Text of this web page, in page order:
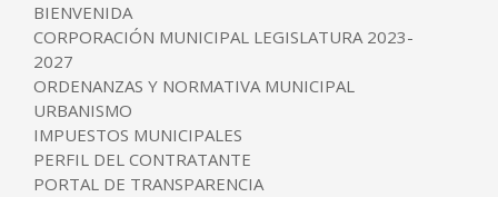
BIENVENIDA
CORPORACIÓN MUNICIPAL LEGISLATURA 2023-
2027
ORDENANZAS Y NORMATIVA MUNICIPAL
URBANISMO
IMPUESTOS MUNICIPALES
PERFIL DEL CONTRATANTE
PORTAL DE TRANSPARENCIA